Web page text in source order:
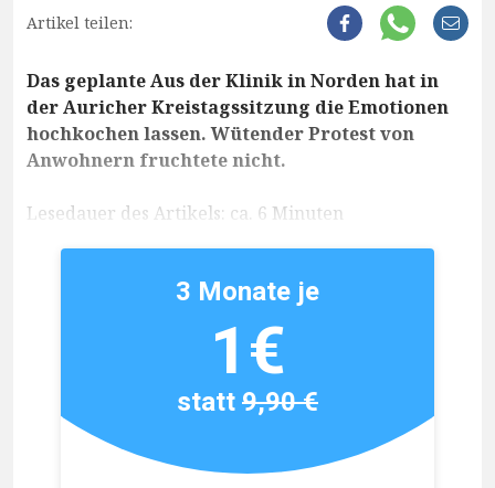
Artikel teilen:
Das geplante Aus der Klinik in Norden hat in
der Auricher Kreistagssitzung die Emotionen
hochkochen lassen. Wütender Protest von
Anwohnern fruchtete nicht.
Lesedauer des Artikels: ca. 6 Minuten
3 Monate je
1€
statt9,90 €